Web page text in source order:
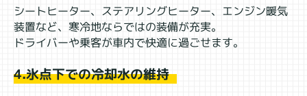
シートヒーター、ステアリングヒーター、エンジン暖気
装置など、寒冷地ならではの装備が充実。
ドライバーや乗客が車内で快適に過ごせます。
4.氷点下での冷却水の維持